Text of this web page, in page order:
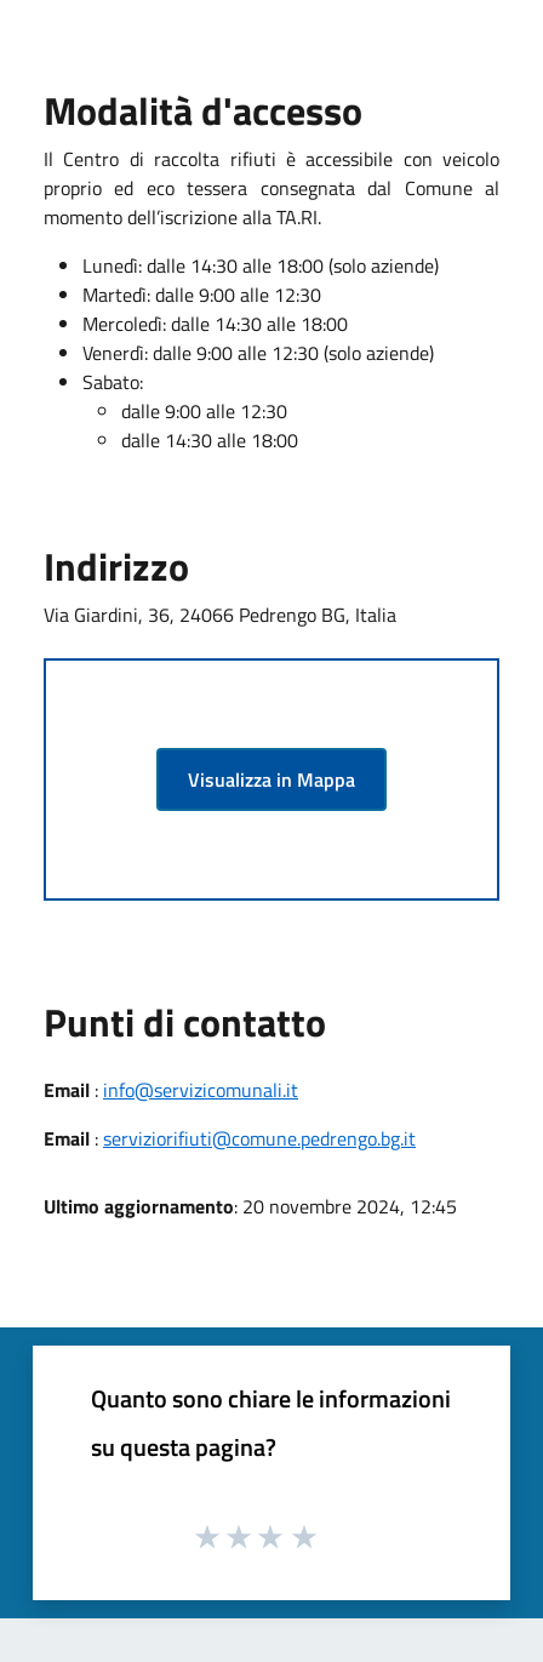
Modalità d'accesso
Il Centro di raccolta rifiuti è accessibile con veicolo
proprio ed eco tessera consegnata dal Comune al
momento dell’iscrizione alla TA.RI.
Lunedì: dalle 14:30 alle 18:00 (solo aziende)
Martedì: dalle 9:00 alle 12:30
Mercoledì: dalle 14:30 alle 18:00
Venerdì: dalle 9:00 alle 12:30 (solo aziende)
Sabato:
dalle 9:00 alle 12:30
dalle 14:30 alle 18:00
Indirizzo
Via Giardini, 36, 24066 Pedrengo BG, Italia
Visualizza in Mappa
Punti di contatto
Email : info@servizicomunali.it
Email :serviziorifiuti@comune.pedrengo.bg.it
Ultimo aggiornamento: 20 novembre 2024, 12:45
Quanto sono chiare le informazioni
su questa pagina?